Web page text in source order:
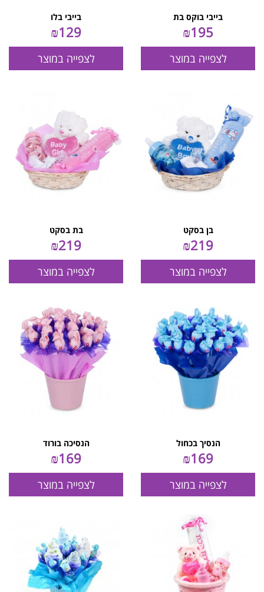
בייבי בוקס בת
₪195
לצפייה במוצר
בייבי בלו
₪129
לצפייה במוצר
בן בסקט
₪219
לצפייה במוצר
בת בסקט
₪219
לצפייה במוצר
הנסיך בכחול
₪169
לצפייה במוצר
הנסיכה בורוד
₪169
לצפייה במוצר